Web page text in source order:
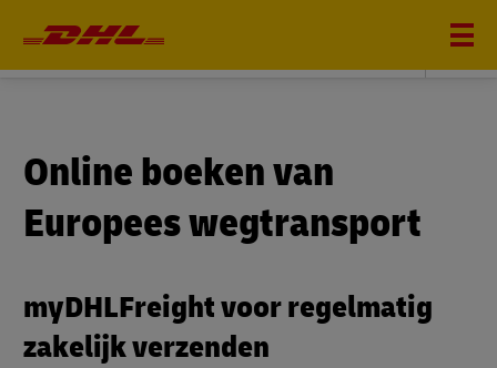
DHL FREIGHT
Online boeken van
Europees wegtransport
myDHLFreight voor regelmatig
zakelijk verzenden